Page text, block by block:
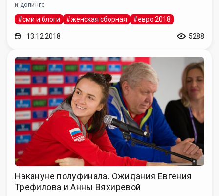
и допинге
#сми и блоги #женская сборная #евро 2018
13.12.2018 5288
Накануне полуфинала. Ожидания Евгения
Трефилова и Анны Вяхиревой